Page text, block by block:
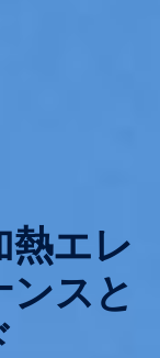
熱エレ
ンスと